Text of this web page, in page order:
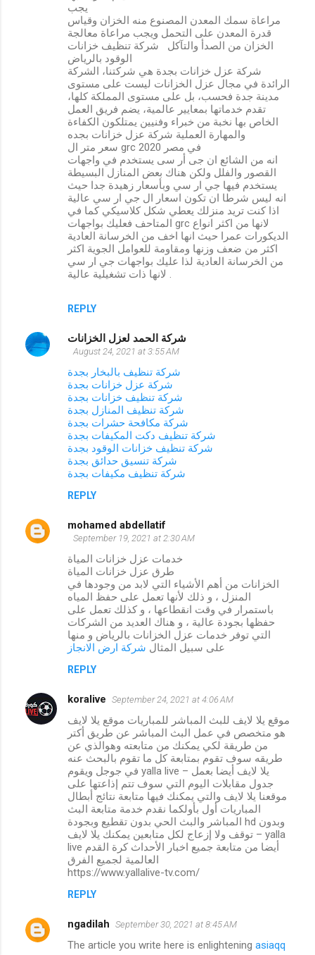
يجب
مراعاة سمك المعدن المصنوع منه الخزان وقياس
قدرة المعدن على التحمل ويجب مراعاة معالجة
الخزان من الصدأ والتآكل شركة تنظيف خزانات
الوقود بالرياض
شركة عزل خزانات بجدة هي شركتنا، الشركة
الرائدة في مجال عزل الخزانات ليست على مستوى
مدينة جدة فحسب، بل على مستوى المملكة كلها،
تقدم خدماتها بمعايير عالمية، يضم فريق العمل
الخاص بها نخبة من خبراء وفنيين يمتلكون الكفاءة
والمهارة العملية شركة عزل خزانات بجده
سعر متر ال grc في مصر 2020
انه من الشائع ان جى أر سى يستخدم في واجهات
القصور والفلل ولكن هناك بعض المنازل البسيطة
يستخدم فيها جي ار سي وبأسعار زهيدة جدا حيث
انه ليس شرطا ان تكون اسعار ال جي ار سي عالية
اذا كنت تريد منزلك يعطي شكل كلاسيكي كما في
المتاحف فعليك بواجهات grc لانها من اكثر انواع
الديكورات عمرا حيث انها اخف من الخرسانة العادية
اكثر من ضعف وزنها ومقاومة للعوامل الجوية اكثر
من الخرسانة العادية لذا عليك بواجهات جي ار سي
REPLY
شركة الحمد لعزل الخزانات
August 24, 2021 at 3:55 AM
شركة تنظيف بالبخار بجدة
شركة عزل خزانات بجدة
شركة تنظيف خزانات بجدة
شركة تنظيف المنازل بجدة
شركة مكافحة حشرات بجدة
شركة تنظيف دكت المكيفات بجدة
شركة تنظيف خزانات الوقود بجدة
شركة تنسيق حدائق بجدة
شركة تنظيف مكيفات بجدة
REPLY
mohamed abdellatif
September 19, 2021 at 2:30 AM
خدمات عزل خزانات المياة
طرق عزل خزانات المياة
الخزانات من أهم الأشياء التي لابد من وجودها في
المنزل ، و ذلك لأنها تعمل على حفظ المياه
باستمرار في وقت انقطاعها ، و كذلك تعمل على
حفظها بجودة عالية ، و هناك العديد من الشركات
التي توفر خدمات عزل الخزانات بالرياض و منها
على سبيل المثال شركة ارض الانجاز
REPLY
koralive September 24, 2021 at 4:06 AM
موقع يلا لايف للبث المباشر للمباريات موقع يلا لايف
هو متخصص في عمل البث المباشر عن طريق أكتر
من طريقة لكي يمكنك من متابعته وهوالذي عن
طريقه سوف تقوم بمتابعة كل ما تقوم بالبحث عنه
في جوجل ويقوم yalla live – يلا لايف أيضا بعمل
جدول مقابلات اليوم التي سوف تتم إذاعتها على
موقعنا يلا لايف والتي يمكنك فيها متابعة نتائج أبطال
المباريات أول بأولكما نقدم خدمة متابعة البث
المباشر والبث الحي بدون تقطيع وبجودة hd وبدون
توقف ولا إزعاج لكل متابعين يمكنك يلا لايف – yalla
live أيضا من متابعة جميع اخبار الأحداث كرة القدم
العالمية لجميع الفرق
https://www.yallalive-tv.com/
REPLY
ngadilah September 30, 2021 at 8:45 AM
The article you write here is enlightening asiaqq